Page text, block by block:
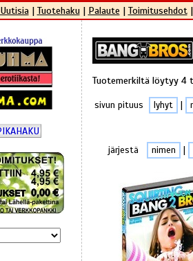
Uutisia| Tuotehaku| Palaute | Toimitusehdot
Tuotemerkiltä löytyy 4
sivun pituus lyhyt
järjestä nimen